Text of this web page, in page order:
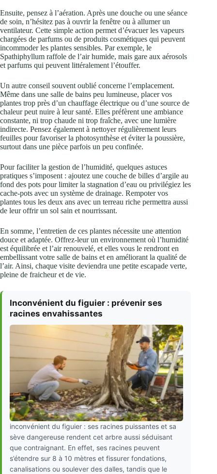
Ensuite, pensez à l’aération. Après une douche ou une séance
de soin, n’hésitez pas à ouvrir la fenêtre ou à allumer un
ventilateur. Cette simple action permet d’évacuer les vapeurs
chargées de parfums ou de produits cosmétiques qui peuvent
incommoder les plantes sensibles. Par exemple, le
Spathiphyllum raffole de l’air humide, mais gare aux aérosols
et parfums qui peuvent littéralement l’étouffer.
Un autre conseil souvent oublié concerne l’emplacement.
Même dans une salle de bains peu lumineuse, placer vos
plantes trop près d’un chauffage électrique ou d’une source de
chaleur peut nuire à leur santé. Elles préfèrent une ambiance
constante, ni trop chaude ni trop fraîche, avec une lumière
indirecte. Pensez également à nettoyer régulièrement leurs
feuilles pour favoriser la photosynthèse et éviter la poussière,
surtout dans une pièce parfois un peu confinée.
Pour faciliter la gestion de l’humidité, quelques astuces
pratiques s’imposent : ajoutez une couche de billes d’argile au
fond des pots pour limiter la stagnation d’eau ou privilégiez les
cache-pots avec un système de drainage. Rempoter vos
plantes tous les deux ans avec un terreau riche permettra aussi
de leur offrir un sol sain et nourrissant.
En somme, l’entretien de ces plantes nécessite une attention
douce et adaptée. Offrez-leur un environnement où l’humidité
est équilibrée et l’air renouvelé, et elles vous le rendront en
embellissant votre salle de bains et en améliorant la qualité de
l’air. Ainsi, chaque visite deviendra une petite escapade verte,
pleine de fraicheur et de vie.
Inconvénient du figuier : prévenir ses
racines envahissantes
inconvénient du figuier : ses racines puissantes et sa
sève dangereuse rendent cet arbre aussi séduisant
que contraignant. En effet, ses racines peuvent
s’étendre sur 8 à 10 mètres et fissurer fondations,
canalisations ou soulever des dalles, tandis que le